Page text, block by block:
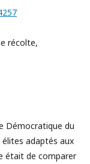
récolte,
Démocratique du
élites adaptés aux
était de comparer